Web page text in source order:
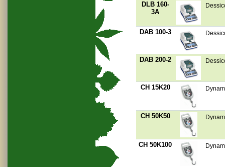
DLB 160-
3A
DAB 100-3
DAB 200-2
CH 15K20
CH 50K50
CH 50K100